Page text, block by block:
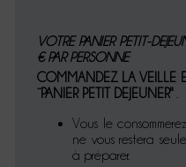
VOTRE PANIER PETIT-
€ PAR PERSONNE
COMMANDEZ LA VEILLE
¨PANIER PETIT DEJEUNER"
Vous le
ne vous restera
à préparer.